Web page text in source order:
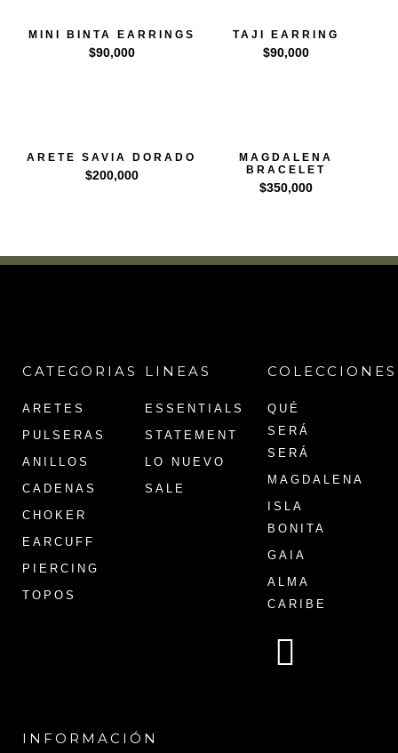
MINI BINTA EARRINGS
$90,000
TAJI EARRING
$90,000
ARETE SAVIA DORADO
$200,000
MAGDALENA
BRACELET
$350,000
CATEGORIAS
ARETES
PULSERAS
ANILLOS
CADENAS
CHOKER
EARCUFF
PIERCING
TOPOS
LINEAS
ESSENTIALS
STATEMENT
LO NUEVO
SALE
COLECCIONES
QUÉ
SERÁ
SERÁ
MAGDALENA
ISLA
BONITA
GAIA
ALMA
CARIBE
INFORMACIÓN